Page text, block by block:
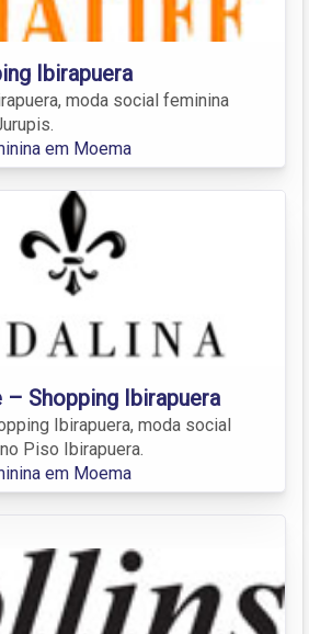
Ibirapuera
moda social feminina
em Moema
– Shopping Ibirapuera
Ibirapuera, moda social
Piso Ibirapuera.
em Moema